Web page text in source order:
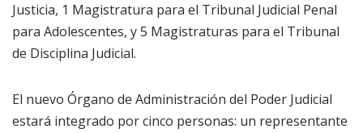
Justicia, 1 Magistratura para el Tribunal Judicial Penal
para Adolescentes, y 5 Magistraturas para el Tribunal
de Disciplina Judicial.
El nuevo Órgano de Administración del Poder Judicial
estará integrado por cinco personas: un representante